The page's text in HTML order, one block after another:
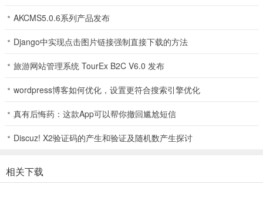
1、游戏中充满了灯光和交通，与真实的城市建筑非常相似，让你身临
2、游戏中有很多中国元素，本土化程度很高，比如中国配音、中国形
AKCMS5.0.6系列产品发布
Django中实现点击图片链接强制直接下载的方法
旅游网站管理系统 TourEx B2C V6.0 发布
wordpress博客如何优化，设置更符合搜索引擎优化
真有后悔药：这款App可以帮你撤回尴尬短信
Discuz! X2验证码的产生和验证及随机数产生探讨
相关下载